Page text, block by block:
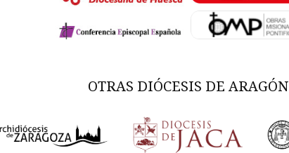
OTRAS DIÓCESIS DE ARAGÓN